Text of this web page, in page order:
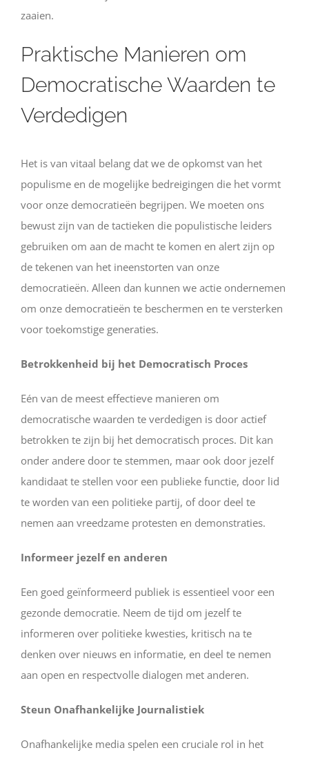
zaaien.
Praktische Manieren om
Democratische Waarden te
Verdedigen
Het is van vitaal belang dat we de opkomst van het
populisme en de mogelijke bedreigingen die het vormt
voor onze democratieën begrijpen. We moeten ons
bewust zijn van de tactieken die populistische leiders
gebruiken om aan de macht te komen en alert zijn op
de tekenen van het ineenstorten van onze
democratieën. Alleen dan kunnen we actie ondernemen
om onze democratieën te beschermen en te versterken
voor toekomstige generaties.
Betrokkenheid bij het Democratisch Proces
Eén van de meest effectieve manieren om
democratische waarden te verdedigen is door actief
betrokken te zijn bij het democratisch proces. Dit kan
onder andere door te stemmen, maar ook door jezelf
kandidaat te stellen voor een publieke functie, door lid
te worden van een politieke partij, of door deel te
nemen aan vreedzame protesten en demonstraties.
Informeer jezelf en anderen
Een goed geïnformeerd publiek is essentieel voor een
gezonde democratie. Neem de tijd om jezelf te
informeren over politieke kwesties, kritisch na te
denken over nieuws en informatie, en deel te nemen
aan open en respectvolle dialogen met anderen.
Steun Onafhankelijke Journalistiek
Onafhankelijke media spelen een cruciale rol in het